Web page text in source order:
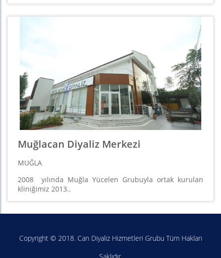
Muğlacan Diyaliz Merkezi
MUĞLA
2008 yılında Muğla Yücelen Grubuyla ortak kurulan
kliniğimiz 2013..
Copyright © 2018. Can Diyaliz Hizmetleri Grubu Tüm Hakları